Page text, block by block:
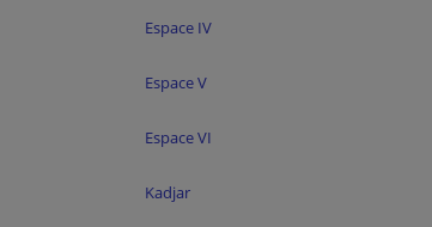
Espace IV
Espace V
Espace VI
Kadjar